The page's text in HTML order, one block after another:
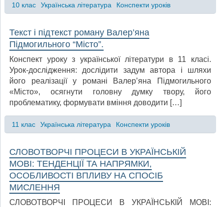
10 клас Українська література Конспекти уроків
Текст і підтекст роману Валер’яна
Підмогильного “Місто”.
Конспект уроку з української літератури в 11 класі.
Урок-дослідження: дослідити задум автора і шляхи
його реалізації у романі Валер’яна Підмогильного
«Місто», осягнути головну думку твору, його
проблематику, формувати вміння доводити […]
11 клас Українська література Конспекти уроків
СЛОВОТВОРЧІ ПРОЦЕСИ В УКРАЇНСЬКІЙ
МОВІ: ТЕНДЕНЦІЇ ТА НАПРЯМКИ,
ОСОБЛИВОСТІ ВПЛИВУ НА СПОСІБ
МИСЛЕННЯ
СЛОВОТВОРЧІ ПРОЦЕСИ В УКРАЇНСЬКІЙ МОВІ: